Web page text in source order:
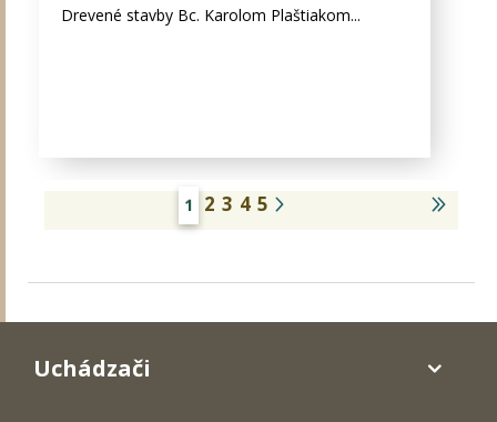
Drevené stavby Bc. Karolom Plaštiakom...
1 2 3 4 5
Uchádzači